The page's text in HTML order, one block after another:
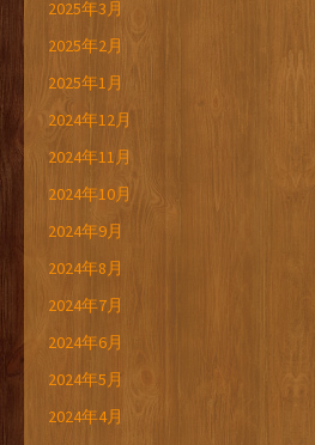
2025年3月
2025年2月
2025年1月
2024年12月
2024年11月
2024年10月
2024年9月
2024年8月
2024年7月
2024年6月
2024年5月
2024年4月